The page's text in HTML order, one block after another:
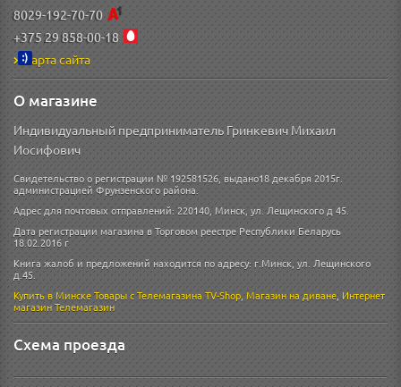
8029-192-70-70
+375 29 858-00-18
Карта сайта
О магазине
Индивидуальный предприниматель Гринкевич Михаил
Иосифович
Свидетельство о регистрации № 192581526, выдано18 декабря 2015г.
администрацией Фрунзенского района.
Адрес для почтовых отправлений: 220140, Минск, ул. Лещинского д 45.
Дата регистрации магазина в Торговом реестре Республики Беларусь
18.02.2016 г
Книга жалоб и предложений находится по адресу: г.Минск, ул. Лещинского
д.45.
Купить в МинскеТовары с Телемагазина TV-Shop,Магазин на диване,Интернет
магазинТелемагазин
Схема проезда